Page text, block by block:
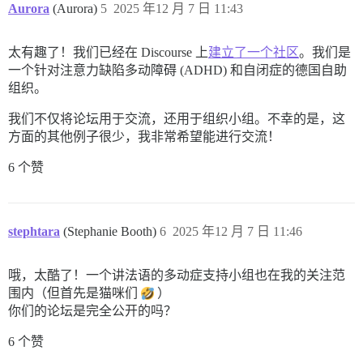
Aurora (Aurora) 2025 年12 月 7 日 11:43
5
太有趣了！我们已经在 Discourse 上建立了一个社区。我们是
一个针对注意力缺陷多动障碍 (ADHD) 和自闭症的德国自助
组织。
我们不仅将论坛用于交流，还用于组织小组。不幸的是，这
方面的其他例子很少，我非常希望能进行交流！
6 个赞
stephtara (Stephanie Booth) 2025 年12 月 7 日 11:46
6
哦，太酷了！一个讲法语的多动症支持小组也在我的关注范
围内（但首先是猫咪们
）
你们的论坛是完全公开的吗？
6 个赞